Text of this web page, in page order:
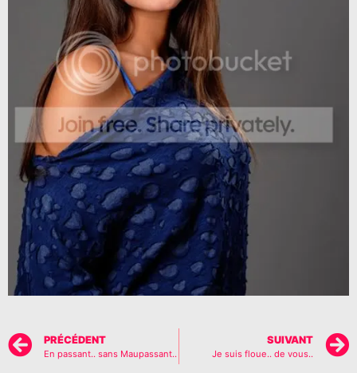
PRÉCÉDENT
En passant.. sans Maupassant..
SUIVANT
Je suis floue.. de vous..